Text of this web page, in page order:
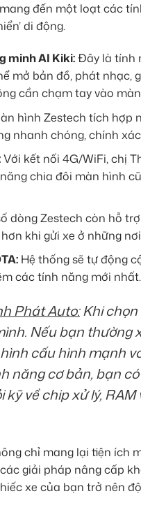
đến một loạt các
di động.
minh AI Kiki:Đây là tính
mở bản đồ, phát
cần chạm tay vào
hình Zestech tích hợp
nhanh chóng, chính
Với kết nối 4G/WiFi, chị
chia đôi màn hình
dòng Zestech còn hỗ
khi gửi xe ở những
Hệ thống sẽ tự động
các tính năng mới nhất.
Phát Auto:Khi chọn
Nếu bạn thường
cấu hình mạnh
năng cơ bản, bạn
về chip xử lý,
chỉ mang lại tiện ích
giải pháp nâng cấp
xe của bạn trở nên